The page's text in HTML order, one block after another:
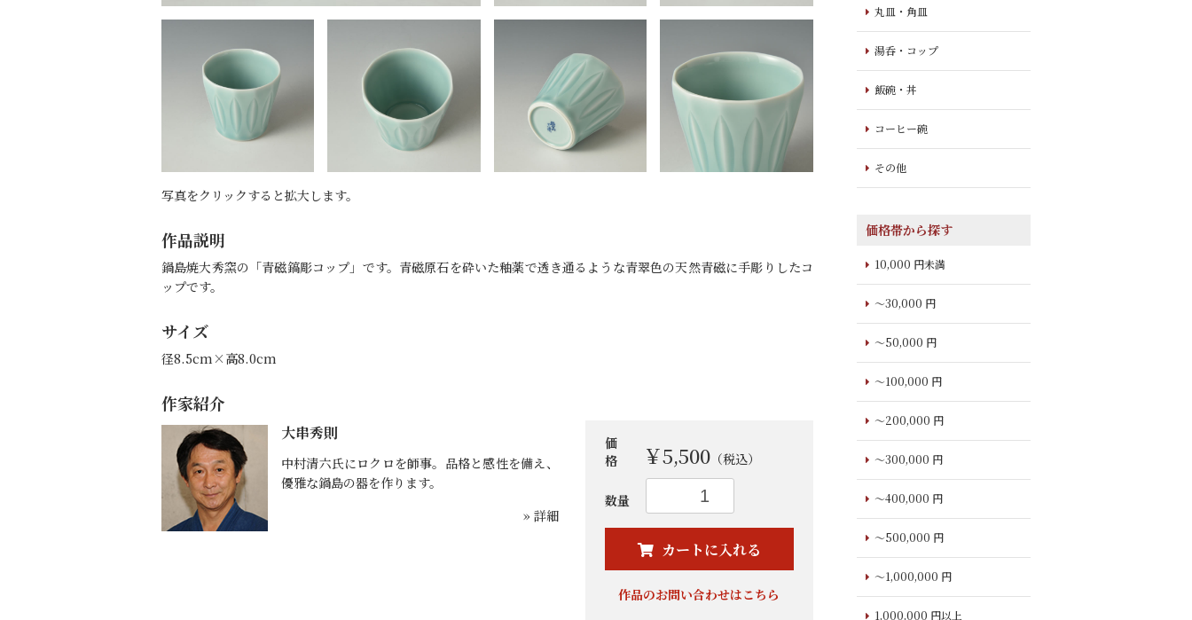
写真をクリックすると拡大します。
作品説明
鍋島焼大秀窯の「青磁鎬彫コップ」です。青磁原石を砕いた釉薬で透き通るような青翠色の天然青磁に手彫りしたコ
ップです。
サイズ
径8.5cm×高8.0cm
作家紹介
大串秀則
中村清六氏にロクロを師事。品格と感性を備え、
優雅な鍋島の器を作ります。
» 詳細
価
格
￥5,500（税込）
数量
カートに入れる
カートへ進む
作品のお問い合わせはこちら
丸皿・角皿
湯呑・コップ
飯碗・丼
コーヒー碗
その他
価格帯から探す
10,000 円未満
～30,000 円
～50,000 円
～100,000 円
～200,000 円
～300,000 円
～400,000 円
～500,000 円
～1,000,000 円
1,000,000 円以上